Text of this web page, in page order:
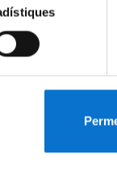
water quality
the EU Nitrates